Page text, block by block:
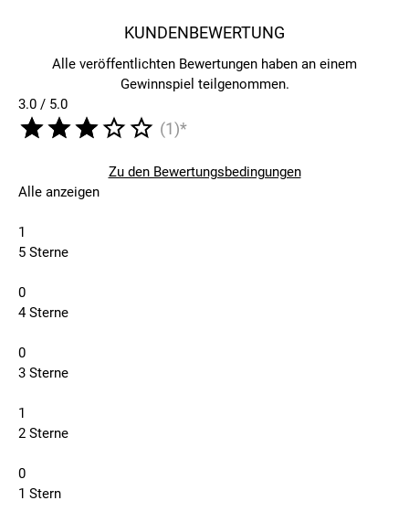
KUNDENBEWERTUNG
Alle veröffentlichten Bewertungen haben an einem
Gewinnspiel teilgenommen.
3.0 / 5.0
(1)*
Zu den Bewertungsbedingungen
Alle anzeigen
1
5 Sterne
0
4 Sterne
0
3 Sterne
1
2 Sterne
0
1 Stern